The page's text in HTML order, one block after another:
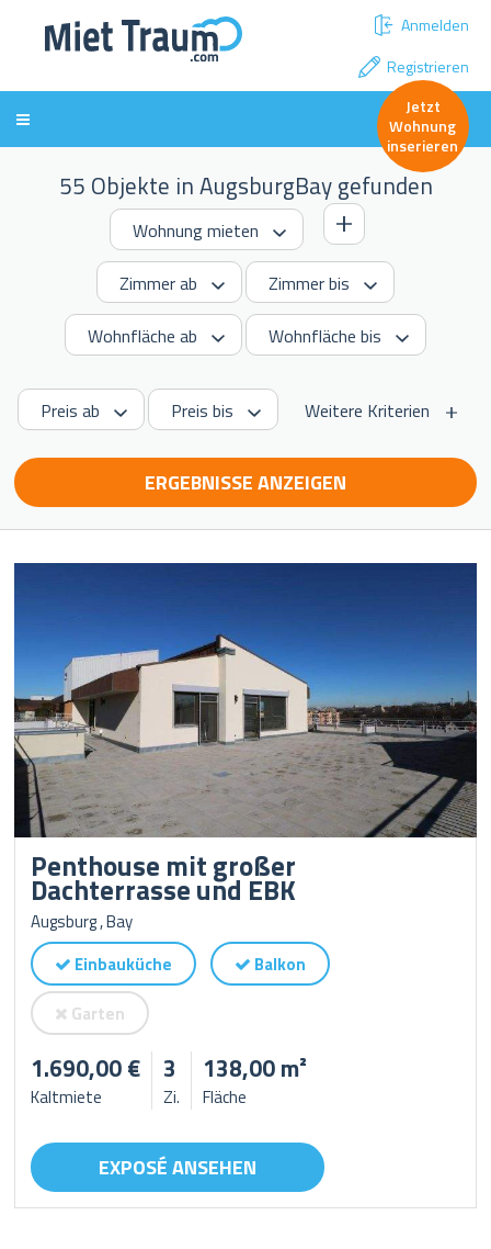
Anmelden
Registrieren
Jetzt
Wohnung
inserieren
55 Objekte in AugsburgBay gefunden
Weitere Kriterien
ERGEBNISSE ANZEIGEN
Penthouse mit großer
Dachterrasse und EBK
Augsburg , Bay
Einbauküche
Balkon
Garten
1.690,00 €
Kaltmiete
3
Zi.
138,00 m²
Fläche
EXPOSÉ ANSEHEN